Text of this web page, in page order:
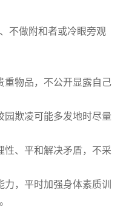
不做附和者或冷眼旁观
重物品，不公开显露自己
园欺凌可能多发地时尽量
性、平和解决矛盾，不采
力，平时加强身体素质训